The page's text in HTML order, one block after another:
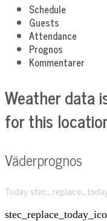
Schedule
Guests
Attendance
Prognos
Kommentarer
Weather data
for this
Väderprognos
Today